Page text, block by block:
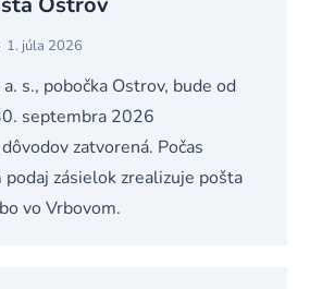
1. júla 2026
s., pobočka Ostrov, bude od
septembra 2026
zatvorená. Počas
podaj zásielok zrealizuje pošta
vo Vrbovom.